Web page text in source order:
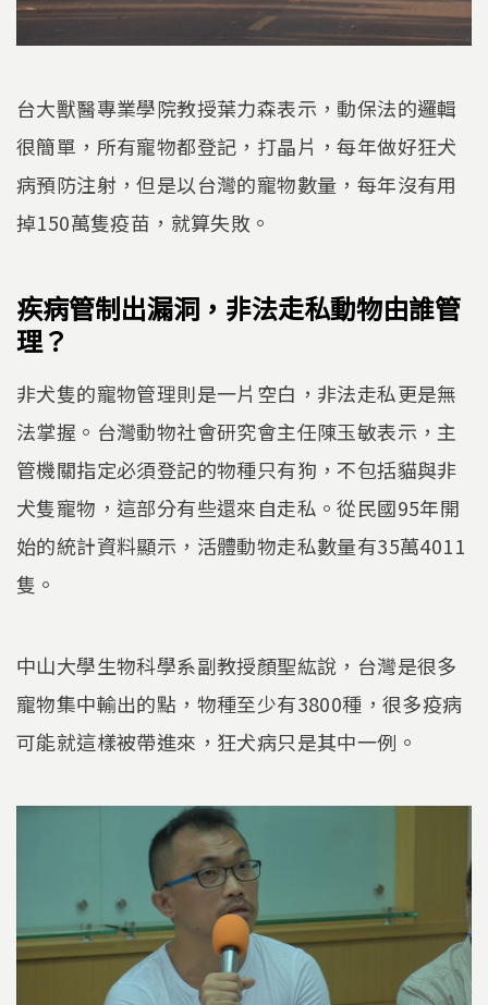
台大獸醫專業學院教授葉力森表示，動保法的邏輯
很簡單，所有寵物都登記，打晶片，每年做好狂犬
病預防注射，但是以台灣的寵物數量，每年沒有用
掉150萬隻疫苗，就算失敗。
疾病管制出漏洞，非法走私動物由誰管
理？
非犬隻的寵物管理則是一片空白，非法走私更是無
法掌握。台灣動物社會研究會主任陳玉敏表示，主
管機關指定必須登記的物種只有狗，不包括貓與非
犬隻寵物，這部分有些還來自走私。從民國95年開
始的統計資料顯示，活體動物走私數量有35萬4011
隻。
中山大學生物科學系副教授顏聖紘說，台灣是很多
寵物集中輸出的點，物種至少有3800種，很多疫病
可能就這樣被帶進來，狂犬病只是其中一例。